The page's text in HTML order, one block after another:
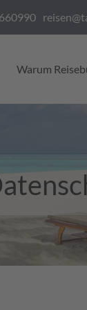
Warum